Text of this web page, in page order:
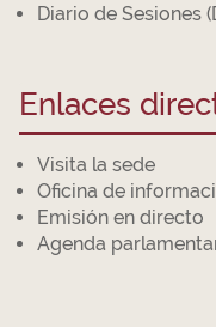
Diario de Sesiones
Enlaces
Visita la sede
Oficina de
Emisión en directo
Agenda